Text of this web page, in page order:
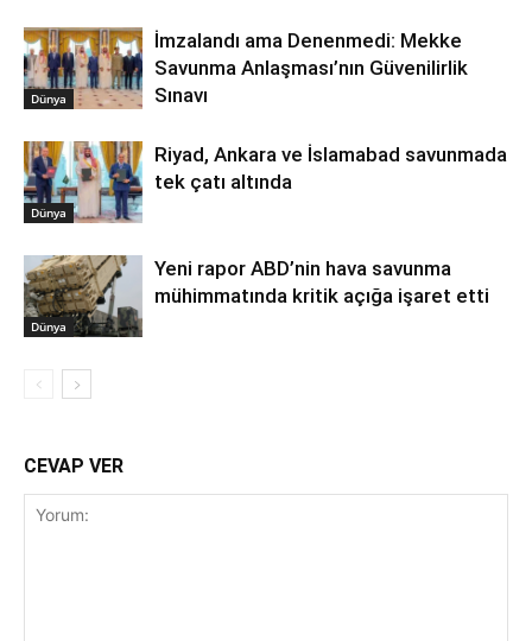
Dünya
İmzalandı ama Denenmedi: Mekke
Savunma Anlaşması’nın Güvenilirlik
Sınavı
Dünya
Riyad, Ankara ve İslamabad savunmada
tek çatı altında
Dünya
Yeni rapor ABD’nin hava savunma
mühimmatında kritik açığa işaret etti
CEVAP VER